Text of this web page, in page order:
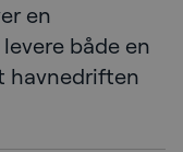
en
både en
havnedriften